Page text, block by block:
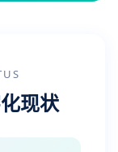
现状